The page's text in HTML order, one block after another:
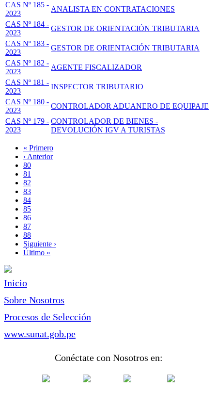
CAS Nº 185 -
2023
ANALISTA EN CONTRATACIONES
CAS Nº 184 -
2023
GESTOR DE ORIENTACIÓN TRIBUTARIA
CAS Nº 183 -
2023
GESTOR DE ORIENTACIÓN TRIBUTARIA
CAS Nº 182 -
2023
AGENTE FISCALIZADOR
CAS Nº 181 -
2023
INSPECTOR TRIBUTARIO
CAS Nº 180 -
2023
CONTROLADOR ADUANERO DE EQUIPAJE
CAS Nº 179 -
2023
CONTROLADOR DE BIENES -
DEVOLUCIÓN IGV A TURISTAS
Paginación
Primera
página
« Primero
Página
anterior
‹ Anterior
Page
80
Page
81
Page
82
Page
83
Página
actual
84
Page
85
Page
86
Page
87
Page
88
Siguiente
página
Siguiente ›
Última
Último »
Inicio
Sobre Nosotros
Procesos de Selección
www.sunat.gob.pe
Conéctate con Nosotros en: